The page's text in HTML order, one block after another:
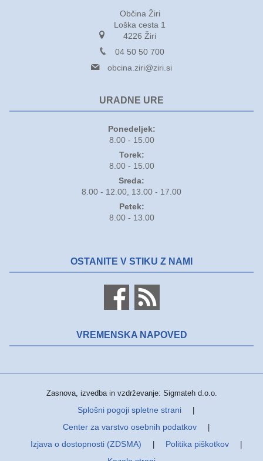
Občina Žiri
Loška cesta 1
4226 Žiri
04 50 50 700
obcina.ziri@ziri.si
URADNE URE
Ponedeljek:
8.00 - 15.00
Torek:
8.00 - 15.00
Sreda:
8.00 - 12.00, 13.00 - 17.00
Petek:
8.00 - 13.00
OSTANITE V STIKU Z NAMI
VREMENSKA NAPOVED
Zasnova, izvedba in vzdrževanje: Sigmateh d.o.o.
Splošni pogoji spletne strani
Center za varstvo osebnih podatkov
Izjava o dostopnosti (ZDSMA) Politika piškotkov